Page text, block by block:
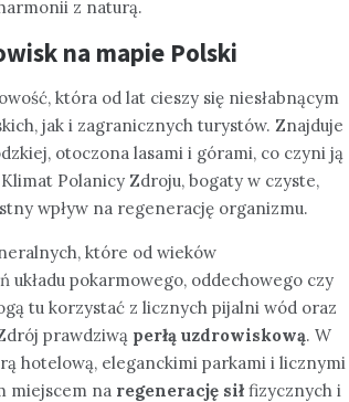
z naturą.
na mapie Polski
która od lat cieszy się niesłabnącym
jak i zagranicznych turystów. Znajduje
otoczona lasami i górami, co czyni ją
Polanicy Zdroju, bogaty w czyste,
wpływ na regenerację organizmu.
które od wieków
pokarmowego, oddechowego czy
tu korzystać z licznych pijalni wód oraz
prawdziwą perłą uzdrowiskową. W
hotelową, eleganckimi parkami i licznymi
miejscem na regenerację sił fizycznych i